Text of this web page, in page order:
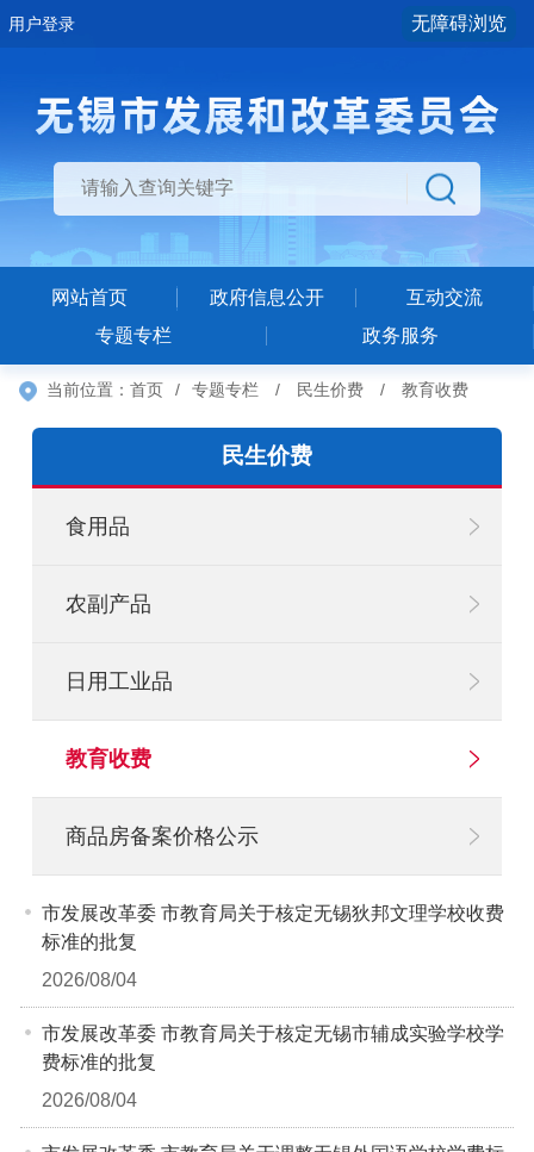
用户登录 无障碍浏览
网站首页 政府信息公开
互动交流
专题专栏
政务服务
当前位置： 首页 / 专题专栏 / 民生价费 / 教育收费
民生价费
食用品
农副产品
日用工业品
教育收费
商品房备案价格公示
市发展改革委 市教育局关于核定无锡狄邦文理学校收费
标准的批复
2026/08/04
市发展改革委 市教育局关于核定无锡市辅成实验学校学
费标准的批复
2026/08/04